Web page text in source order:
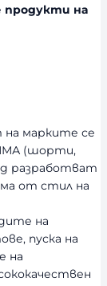
продукти на
на марките се
(шорти,
разработват
от стил на
на
пуска на
на